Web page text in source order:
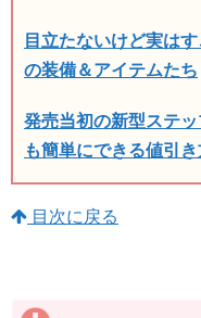
目立たないけど実は
の装備＆アイテムたち
発売当初の新型ステ
も簡単にできる値引
目次に戻る